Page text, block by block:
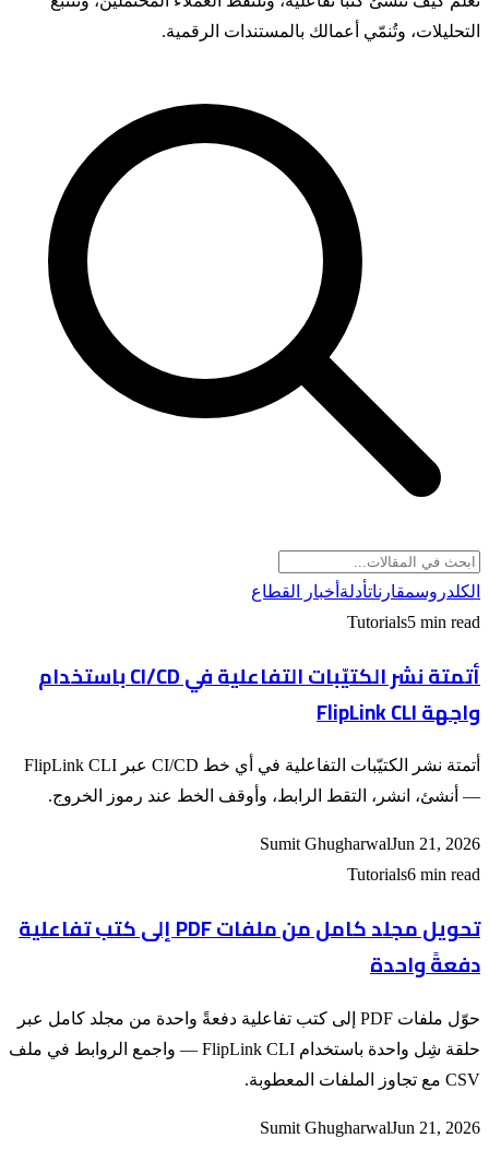
التحليلات، وتُنمّي أعمالك بالمستندات الرقمية.
الكلدروسمقارناتأدلة أخبار القطاع
Tutorials5 min read
أتمتة نشر الكتيّبات التفاعلية في CI/CD باستخدام
واجهة FlipLink CLI
أتمتة نشر الكتيّبات التفاعلية في أي خط CI/CD عبر FlipLink CLI
— أنشئ، انشر، التقط الرابط، وأوقف الخط عند رموز الخروج.
Sumit GhugharwalJun 21, 2026
Tutorials6 min read
تحويل مجلد كامل من ملفات PDF إلى كتب تفاعلية
دفعةً واحدة
حوّل ملفات PDF إلى كتب تفاعلية دفعةً واحدة من مجلد كامل عبر
حلقة شِل واحدة باستخدام FlipLink CLI — واجمع الروابط في ملف
CSV مع تجاوز الملفات المعطوبة.
Sumit GhugharwalJun 21, 2026